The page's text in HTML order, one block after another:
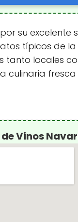
su excelente
típicos de la
locales
fresca
Vinos